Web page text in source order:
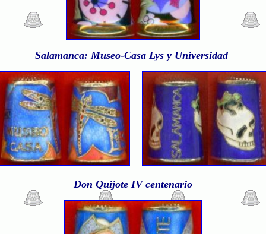
Salamanca: Museo-Casa Lys y Universidad
Don Quijote IV centenario